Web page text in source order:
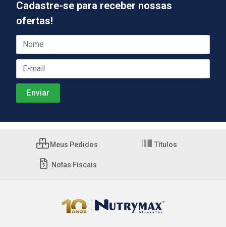
Cadastre-se para receber nossas
ofertas!
Meus Pedidos Títulos
Notas Fiscais